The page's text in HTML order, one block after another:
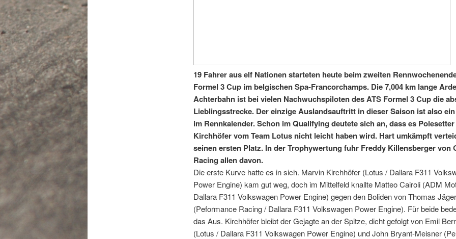
19 Fahrer aus elf Nationen starteten heute beim zweiten
Formel 3 Cup im belgischen Spa-Francorchamps. Die 7,004 km lange
Achterbahn ist bei vielen Nachwuchspiloten des ATS Formel 3 Cup die
Lieblingsstrecke. Der einzige Auslandsauftritt in dieser Saison ist also
im Rennkalender. Schon im Qualifying deutete sich an, dass es
Kirchhöfer vom Team Lotus nicht leicht haben wird. Hart umkämpft
seinen ersten Platz. In der Trophywertung fuhr Freddy Killensberger von
Racing allen davon.
Die erste Kurve hatte es in sich. Marvin Kirchhöfer (Lotus / Dallara F311
Power Engine) kam gut weg, doch im Mittelfeld knallte Matteo Cairoli (ADM
Dallara F311 Volkswagen Power Engine) gegen den Boliden von Thomas Jäger
(Peformance Racing / Dallara F311 Volkswagen Power Engine). Für beide
das Aus. Kirchhöfer bleibt der Gejagte an der Spitze, dicht gefolgt von Emil
(Lotus / Dallara F311 Volkswagen Power Engine) und John Bryant-Meisner